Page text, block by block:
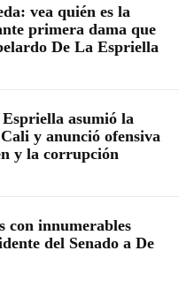
vea quién es la
primera dama que
De La Espriella
asumió la
y anunció ofensiva
y la corrupción
con innumerables
del Senado a De